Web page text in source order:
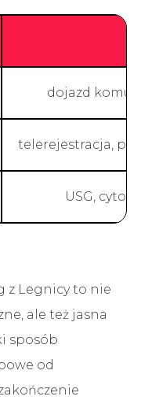
dojazd
telerejestracja,
USG,
z Legnicy to nie
ale też jasna
sposób
od